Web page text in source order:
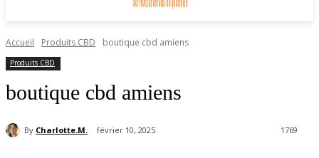
Accueil Produits CBD boutique cbd amiens
Produits CBD
boutique cbd amiens
By Charlotte.M. février 10, 2025 1769